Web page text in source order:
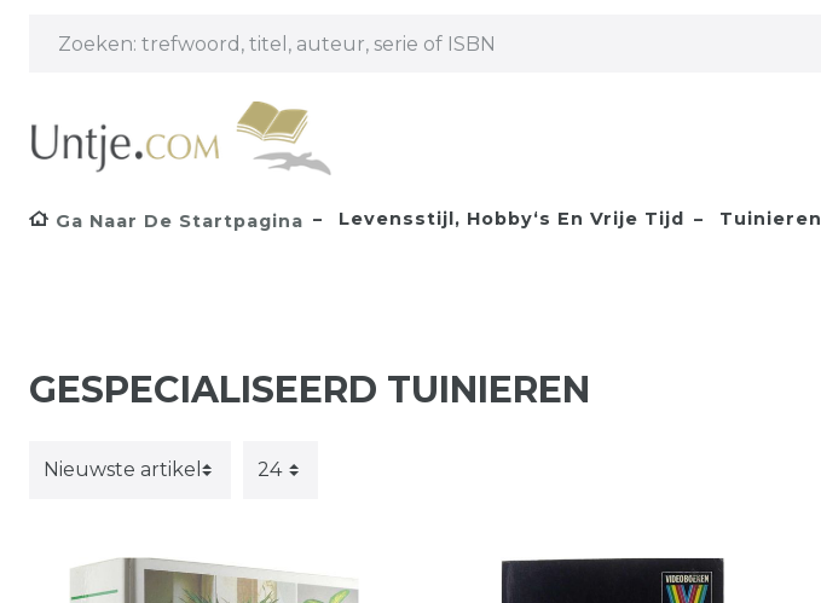
Ga Naar De Startpagina Levensstijl, Hobby‘s En Vrije Tijd Tuinieren
GESPECIALISEERD TUINIEREN